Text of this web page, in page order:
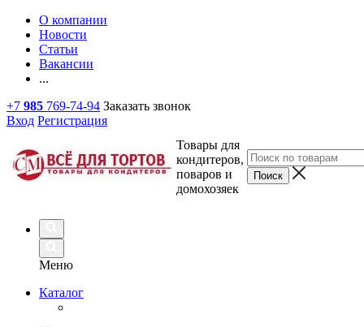
О компании
Новости
Статьи
Вакансии
...
+7 985 769-74-94 Заказать звонок
Вход Регистрация
Товары для
кондитеров,
поваров и
домохозяек
Меню
Каталог